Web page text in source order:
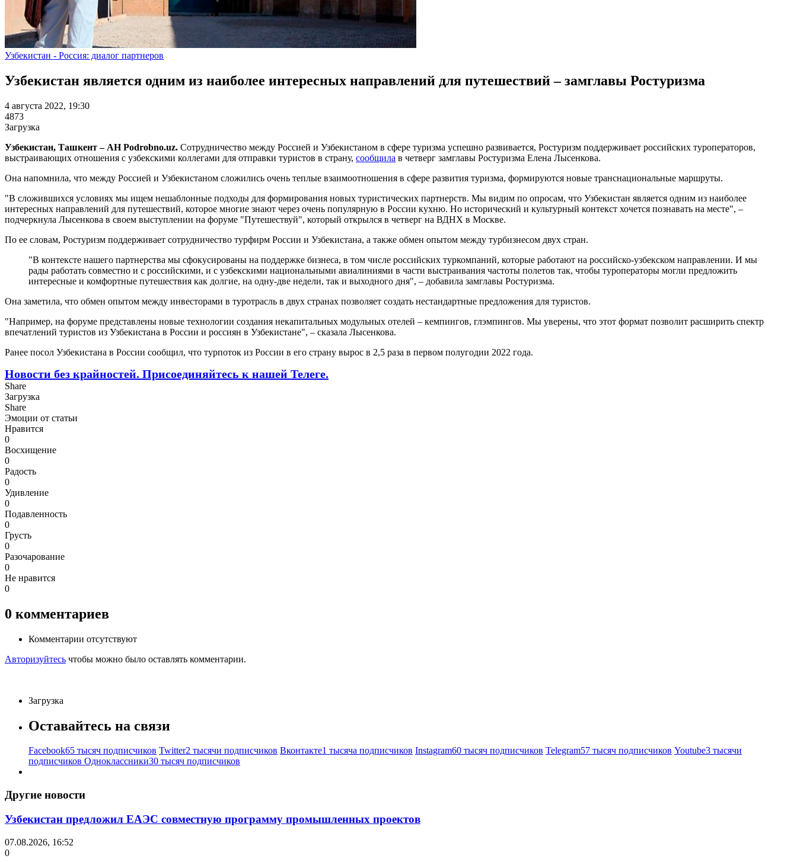
Узбекистан - Россия: диалог партнеров
Узбекистан является одним из наиболее интересных направлений для путешествий – замглавы Ростуризма
4 августа 2022, 19:30
4873
Загрузка
Узбекистан, Ташкент – АН Podrobno.uz. Сотрудничество между Россией и Узбекистаном в сфере туризма успешно развивается, Ростуризм поддерживает российских туроператоров,
выстраивающих отношения с узбекскими коллегами для отправки туристов в страну, сообщила в четверг замглавы Ростуризма Елена Лысенкова.
Она напомнила, что между Россией и Узбекистаном сложились очень теплые взаимоотношения в сфере развития туризма, формируются новые транснациональные маршруты.
"В сложившихся условиях мы ищем нешаблонные подходы для формирования новых туристических партнерств. Мы видим по опросам, что Узбекистан является одним из наиболее
интересных направлений для путешествий, которое многие знают через очень популярную в России кухню. Но исторический и культурный контекст хочется познавать на месте", –
подчеркнула Лысенкова в своем выступлении на форуме "Путешествуй", который открылся в четверг на ВДНХ в Москве.
По ее словам, Ростуризм поддерживает сотрудничество турфирм России и Узбекистана, а также обмен опытом между турбизнесом двух стран.
"В контексте нашего партнерства мы сфокусированы на поддержке бизнеса, в том числе российских туркомпаний, которые работают на российско-узбекском направлении. И мы
рады работать совместно и с российскими, и с узбекскими национальными авиалиниями в части выстраивания частоты полетов так, чтобы туроператоры могли предложить
интересные и комфортные путешествия как долгие, на одну-две недели, так и выходного дня", – добавила замглавы Ростуризма.
Она заметила, что обмен опытом между инвесторами в туротрасль в двух странах позволяет создать нестандартные предложения для туристов.
"Например, на форуме представлены новые технологии создания некапитальных модульных отелей – кемпингов, глэмпингов. Мы уверены, что этот формат позволит расширить спектр
впечатлений туристов из Узбекистана в России и россиян в Узбекистане", – сказала Лысенкова.
Ранее посол Узбекистана в России сообщил, что турпоток из России в его страну вырос в 2,5 раза в первом полугодии 2022 года.
Новости без крайностей. Присоединяйтесь к нашей Телеге.
Share
Загрузка
Share
Эмоции от статьи
Нравится
0
Восхищение
0
Радость
0
Удивление
0
Подавленность
0
Грусть
0
Разочарование
0
Не нравится
0
0 комментариев
Комментарии отсутствуют
Авторизуйтесь чтобы можно было оставлять комментарии.
Загрузка
Оставайтесь на связи
Facebook65 тысяч подписчиков Twitter2 тысячи подписчиков Вконтакте1 тысяча подписчиков Instagram60 тысяч подписчиков Telegram57 тысяч подписчиков Youtube3 тысячи
подписчиков Одноклассники30 тысяч подписчиков
Другие новости
Узбекистан предложил ЕАЭС совместную программу промышленных проектов
07.08.2026, 16:52
0